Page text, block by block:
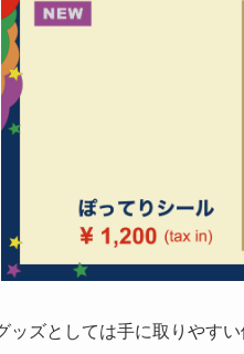
ッズとしては手に取りやす